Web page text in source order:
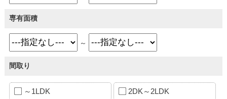
専有面積
～
間取り
～1LDK 2DK～2LDK